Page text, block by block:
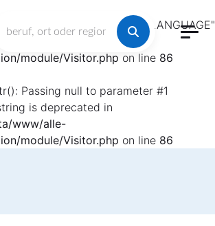
array key "HTTP_ACCEPT_LANGUAGE"
www/alle-
module/Visitor.php on line 86
Passing null to parameter #1
is deprecated in
www/alle-
module/Visitor.php on line 86